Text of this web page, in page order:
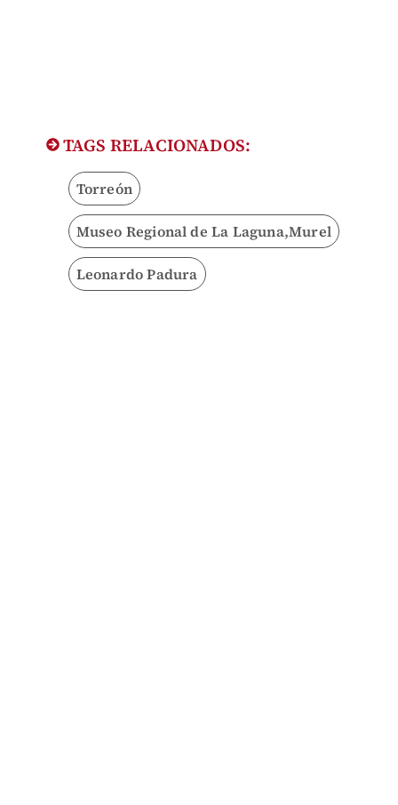
TAGS RELACIONADOS:
Torreón
Museo Regional de La Laguna,Murel
Leonardo Padura